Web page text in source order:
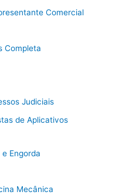
Comercial
Completa
Judiciais
de Aplicativos
Engorda
Mecânica